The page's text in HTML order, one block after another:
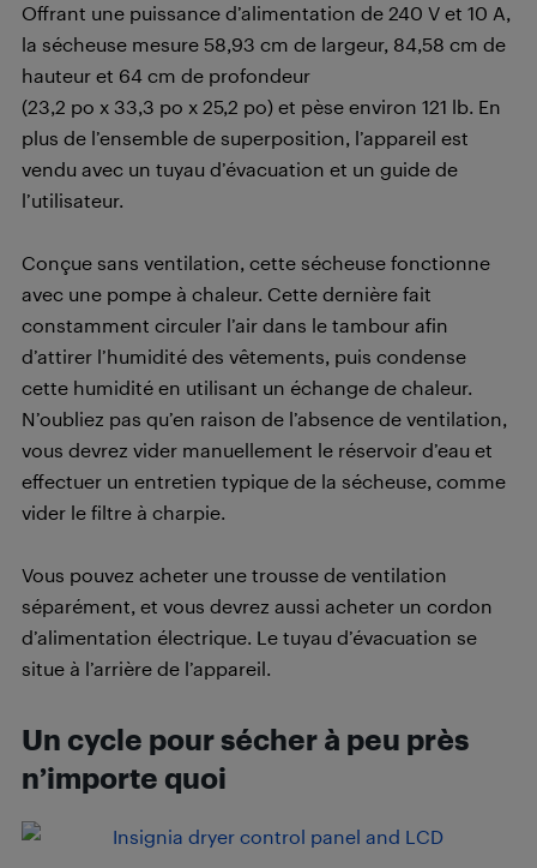
Offrant une puissance d’alimentation de 240 V et 10 A,
la sécheuse mesure 58,93 cm de largeur, 84,58 cm de
hauteur et 64 cm de profondeur
(23,2 po x 33,3 po x 25,2 po) et pèse environ 121 lb. En
plus de l’ensemble de superposition, l’appareil est
vendu avec un tuyau d’évacuation et un guide de
l’utilisateur.
Conçue sans ventilation, cette sécheuse fonctionne
avec une pompe à chaleur. Cette dernière fait
constamment circuler l’air dans le tambour afin
d’attirer l’humidité des vêtements, puis condense
cette humidité en utilisant un échange de chaleur.
N’oubliez pas qu’en raison de l’absence de ventilation,
vous devrez vider manuellement le réservoir d’eau et
effectuer un entretien typique de la sécheuse, comme
vider le filtre à charpie.
Vous pouvez acheter une trousse de ventilation
séparément, et vous devrez aussi acheter un cordon
d’alimentation électrique. Le tuyau d’évacuation se
situe à l’arrière de l’appareil.
Un cycle pour sécher à peu près
n’importe quoi